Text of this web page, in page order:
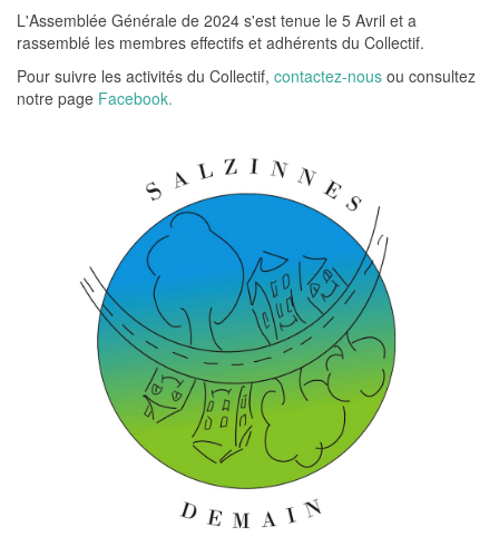
L'Assemblée Générale de 2024 s'est tenue le 5 Avril et a
rassemblé les membres effectifs et adhérents du Collectif.
Pour suivre les activités du Collectif, contactez-nous ou consultez
notre page Facebook.